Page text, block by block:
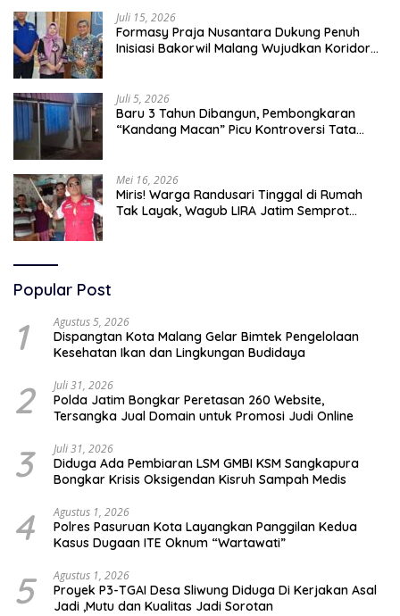
Juli 15, 2026
Formasy Praja Nusantara Dukung Penuh
Inisiasi Bakorwil Malang Wujudkan Koridor
Juli 5, 2026
Baru 3 Tahun Dibangun, Pembongkaran
“Kandang Macan” Picu Kontroversi Tata
Mei 16, 2026
Miris! Warga Randusari Tinggal di Rumah
Tak Layak, Wagub LIRA Jatim Semprot
Popular Post
1 Agustus 5, 2026
Dispangtan Kota Malang Gelar Bimtek Pengelolaan
Kesehatan Ikan dan Lingkungan Budidaya
2 Juli 31, 2026
Polda Jatim Bongkar Peretasan 260 Website,
Tersangka Jual Domain untuk Promosi Judi Online
3 Juli 31, 2026
Diduga Ada Pembiaran LSM GMBI KSM Sangkapura
Bongkar Krisis Oksigendan Kisruh Sampah Medis
4 Agustus 1, 2026
Polres Pasuruan Kota Layangkan Panggilan Kedua
Kasus Dugaan ITE Oknum “Wartawati”
5 Agustus 1, 2026
Proyek P3-TGAI Desa Sliwung Diduga Di Kerjakan Asal
Jadi ,Mutu dan Kualitas Jadi Sorotan